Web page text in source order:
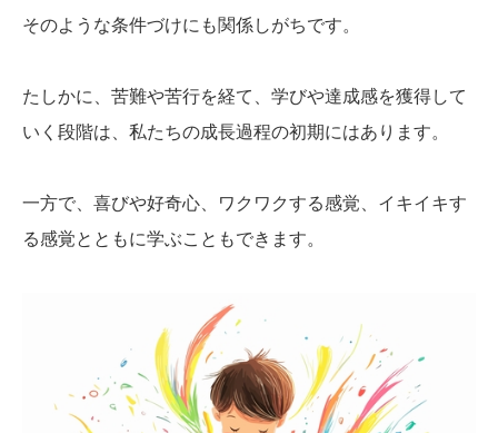
そのような条件づけにも関係しがちです。
たしかに、苦難や苦行を経て、学びや達成感を獲得して
いく段階は、私たちの成長過程の初期にはあります。
一方で、喜びや好奇心、ワクワクする感覚、イキイキす
る感覚とともに学ぶこともできます。